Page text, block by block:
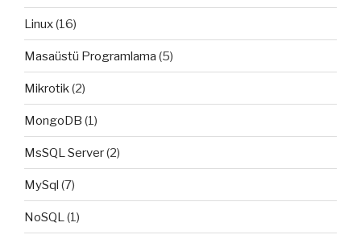
Linux(16)
Masaüstü Programlama (5)
Mikrotik (2)
MongoDB (1)
MsSQL Server(2)
MySql (7)
NoSQL (1)